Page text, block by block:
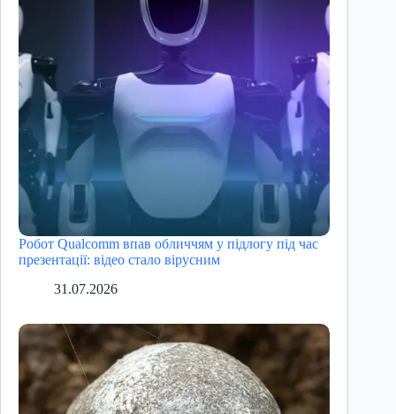
Робот Qualcomm впав обличчям у підлогу під час
презентації: відео стало вірусним
31.07.2026